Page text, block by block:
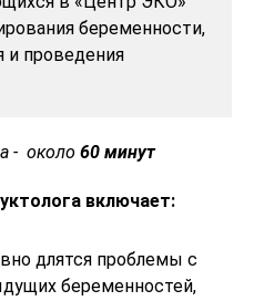
беременности,
и проведения
- около 60 минут
включает:
длятся проблемы с
беременностей,